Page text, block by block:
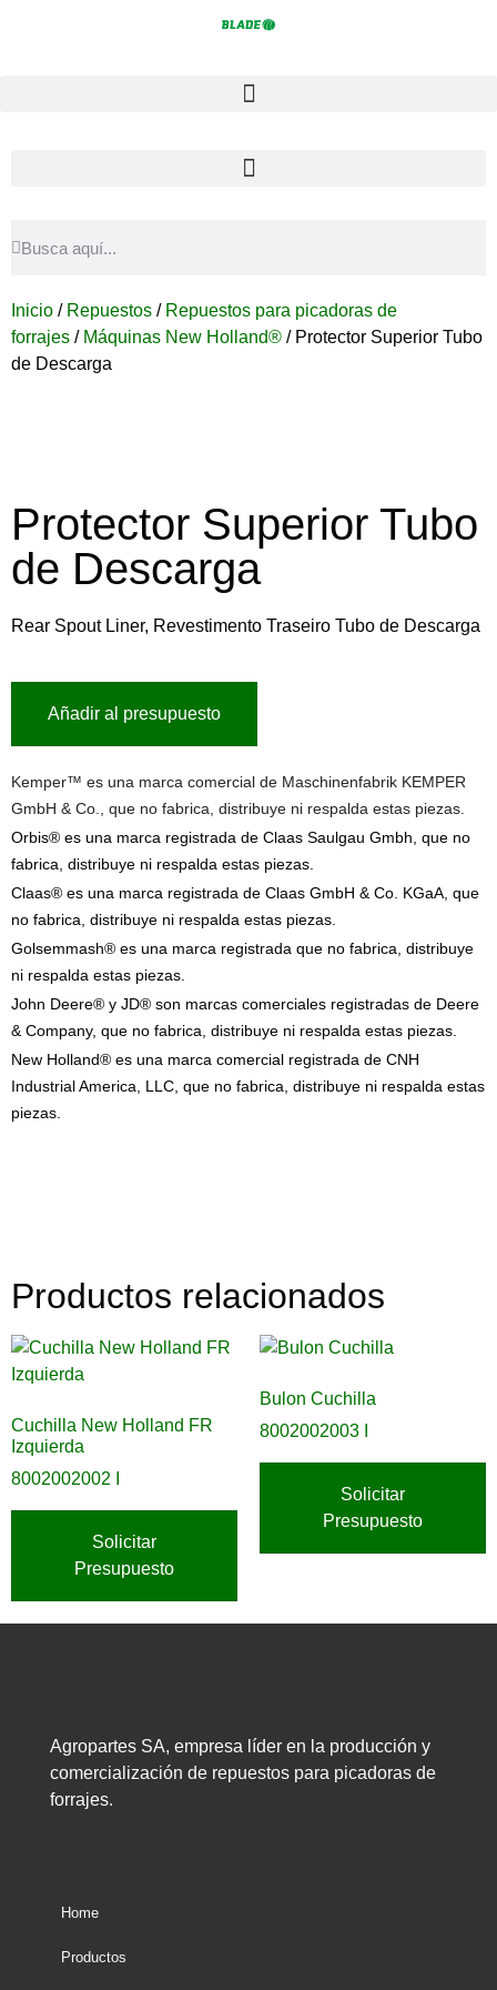
Inicio / Repuestos / Repuestos para picadoras de
forrajes / Máquinas New Holland® / Protector Superior Tubo
de Descarga
Protector Superior Tubo
de Descarga
Rear Spout Liner, Revestimento Traseiro Tubo de Descarga
Añadir al presupuesto
Kemper™ es una marca comercial de Maschinenfabrik KEMPER
GmbH & Co., que no fabrica, distribuye ni respalda estas piezas.
Orbis® es una marca registrada de Claas Saulgau Gmbh, que no
fabrica, distribuye ni respalda estas piezas.
Claas® es una marca registrada de Claas GmbH & Co. KGaA, que
no fabrica, distribuye ni respalda estas piezas.
Golsemmash® es una marca registrada que no fabrica, distribuye
ni respalda estas piezas.
John Deere® y JD® son marcas comerciales registradas de Deere
& Company, que no fabrica, distribuye ni respalda estas piezas.
New Holland® es una marca comercial registrada de CNH
Industrial America, LLC, que no fabrica, distribuye ni respalda estas
piezas.
Productos relacionados
Cuchilla New Holland FR
Izquierda
8002002002 I
Solicitar
Presupuesto
Bulon Cuchilla
8002002003 I
Solicitar
Presupuesto
Agropartes SA, empresa líder en la producción y
comercialización de repuestos para picadoras de
forrajes.
Home
Productos